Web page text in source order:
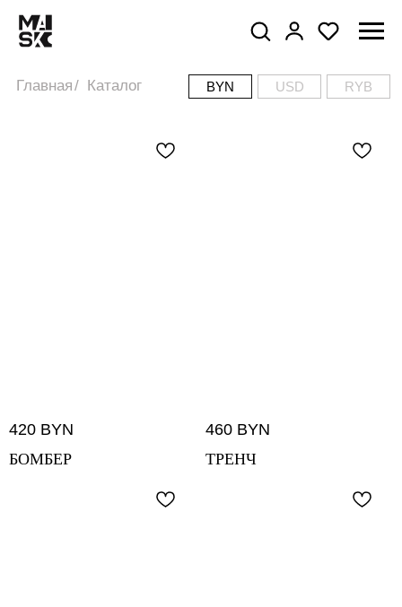
RYB
420 BYN
БОМБЕР
460 BYN
ТРЕНЧ